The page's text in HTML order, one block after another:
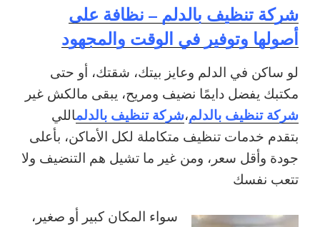
شركة تنظيف بالدلم – نظافة على
أصولها وتوفير في الوقت والمجهود
لو ساكن في الدلم وعايز بيتك، شقتك، أو حتى
مكتبك يفضل دايمًا نضيف ومريح، يبقى مالكش غير
شركة تنظيف بالدلم،شركة تنظيف بالدلماللي
بتقدم خدمات تنظيف متكاملة لكل الأماكن، بأعلى
جودة وأقل سعر، ومن غير ما تشيل هم التنضيف ولا
تتعب نفسك
سواء المكان كبير أو صغير،